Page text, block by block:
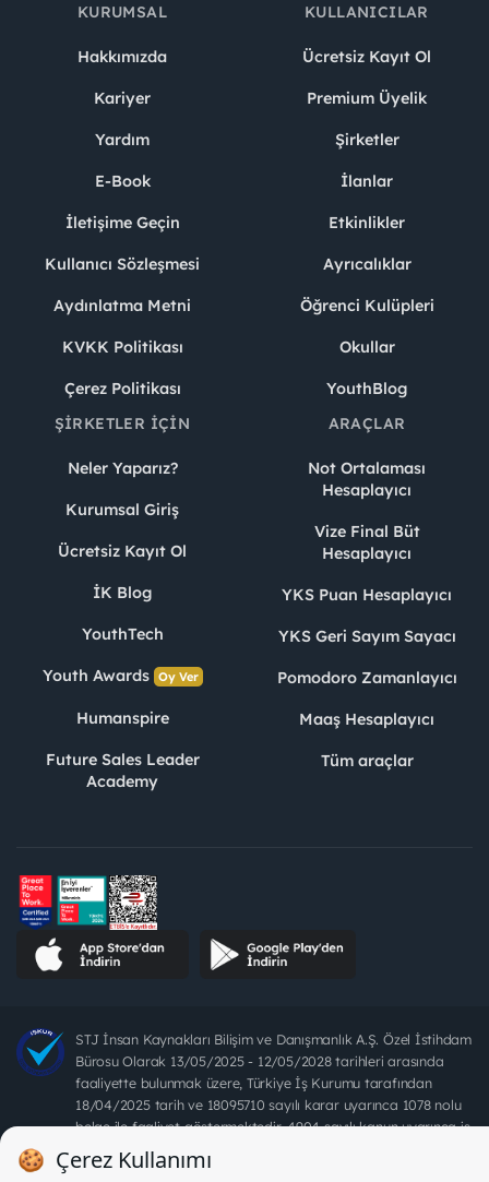
KURUMSAL
Hakkımızda
Kariyer
Yardım
E-Book
İletişime Geçin
Kullanıcı Sözleşmesi
Aydınlatma Metni
KVKK Politikası
Çerez Politikası
KULLANICILAR
Ücretsiz Kayıt Ol
Premium Üyelik
Şirketler
İlanlar
Etkinlikler
Ayrıcalıklar
Öğrenci Kulüpleri
Okullar
YouthBlog
ŞIRKETLER İÇIN
Neler Yaparız?
Kurumsal Giriş
Ücretsiz Kayıt Ol
İK Blog
YouthTech
Youth Awards Oy Ver
Humanspire
Future Sales Leader
Academy
ARAÇLAR
Not Ortalaması
Hesaplayıcı
Vize Final Büt
Hesaplayıcı
YKS Puan Hesaplayıcı
YKS Geri Sayım Sayacı
Pomodoro Zamanlayıcı
Maaş Hesaplayıcı
Tüm araçlar
STJ İnsan Kaynakları Bilişim ve Danışmanlık A.Ş. Özel İstihdam
Bürosu Olarak 13/05/2025 - 12/05/2028 tarihleri arasında
faaliyette bulunmak üzere, Türkiye İş Kurumu tarafından
18/04/2025 tarih ve 18095710 sayılı karar uyarınca 1078 nolu
belge ile faaliyet göstermektedir. 4904 sayılı kanun uyarınca iş
arayanlardan ücret alınması yasaktır.